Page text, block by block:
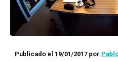
Publicado el 19/01/2017 por